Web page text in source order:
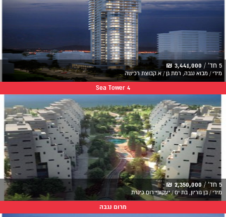
5 חד' / 3,441,000 ₪
מידי / מבוא נגבה, רמת גן / א.קבוצת רכישה
Sea Tower 4
5 חד' / 2,350,000 ₪
מידי / בן גוריון, בת ים / יעקובי רום כינרת
מרום נגבה